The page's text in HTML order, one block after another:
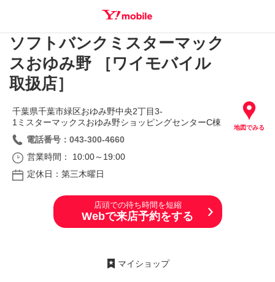
SEARCH
ソフトバンクミスターマック
スおゆみ野 ［ワイモバイル
取扱店］
地図でみる
千葉県千葉市緑区おゆみ野中央2丁目3‐
1ミスターマックスおゆみ野ショッピングセンターC棟
電話番号：043-300-4660
営業時間： 10:00～19:00
定休日：第三木曜日
店頭での待ち時間を短縮
Webで来店予約をする
マイショップ